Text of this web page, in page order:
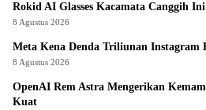
Rokid AI Glasses Kacamata Canggih
8 Agustus 2026
Meta Kena Denda Triliunan Instagram
8 Agustus 2026
OpenAI Rem Astra Mengerikan
Kuat